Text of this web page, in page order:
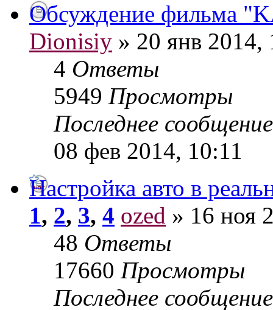
Обсуждение фильма
Dionisiy » 20 янв 2014,
4 Ответы
5949 Просмотры
Последнее
08 фев 2014, 10:11
Настройка авто в
1, 2, 3, 4 ozed » 16 ноя
48 Ответы
17660 Просмотры
Последнее